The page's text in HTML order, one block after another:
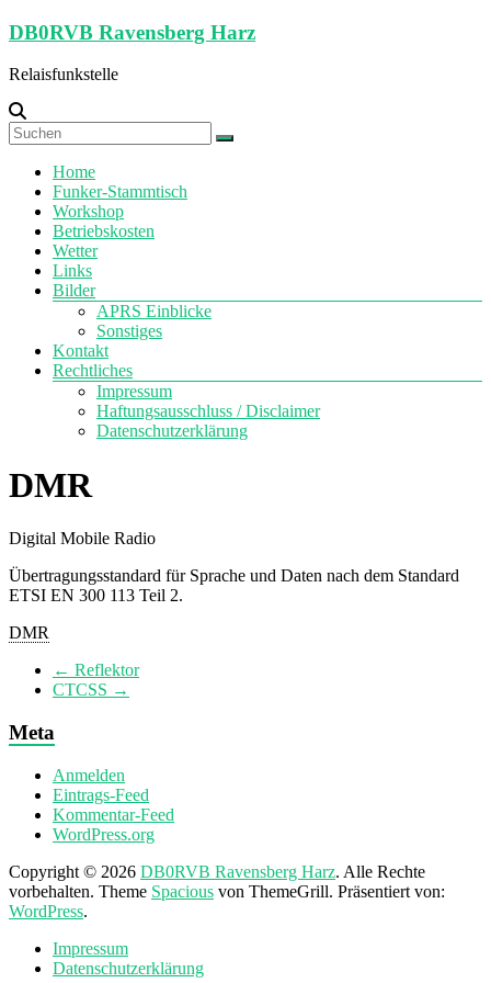
Zum
springen
DB0RVB Ravensberg Harz
Relaisfunkstelle
Menü
Home
Funker-Stammtisch
Workshop
Betriebskosten
Wetter
Links
Bilder
APRS Einblicke
Sonstiges
Kontakt
Rechtliches
Impressum
Haftungsausschluss / Disclaimer
Datenschutzerklärung
DMR
Digital Mobile Radio
Übertragungsstandard für Sprache und Daten nach dem Standard
ETSI EN 300 113 Teil 2.
DMR
← Reflektor
CTCSS →
Meta
Anmelden
Eintrags-Feed
Kommentar-Feed
WordPress.org
Copyright © 2026 DB0RVB Ravensberg Harz. Alle Rechte
vorbehalten. Theme Spacious von ThemeGrill. Präsentiert von:
WordPress.
Impressum
Datenschutzerklärung